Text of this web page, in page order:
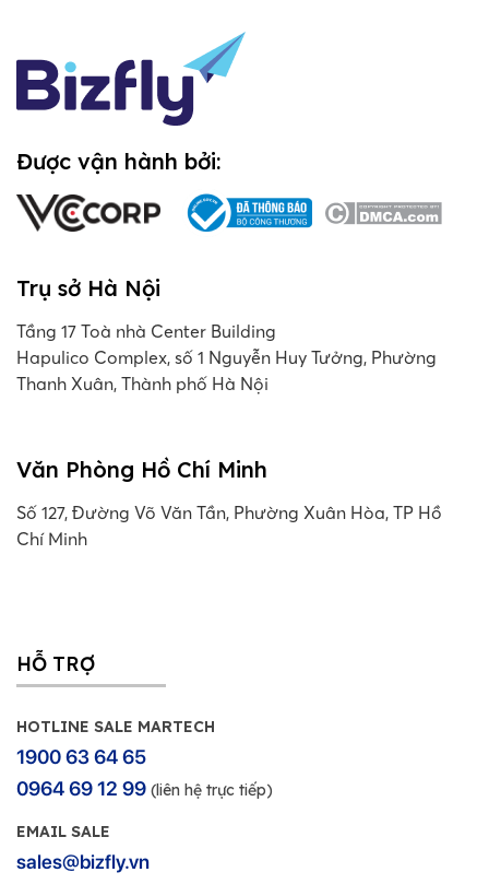
Được vận hành bởi:
Trụ sở Hà Nội
Tầng 17 Toà nhà Center Building
Hapulico Complex, số 1 Nguyễn Huy Tưởng, Phường
Thanh Xuân, Thành phố Hà Nội
Văn Phòng Hồ Chí Minh
Số 127, Đường Võ Văn Tần, Phường Xuân Hòa, TP Hồ
Chí Minh
HỖ TRỢ
HOTLINE SALE MARTECH
1900 63 64 65
0964 69 12 99 (liên hệ trực tiếp)
EMAIL SALE
sales@bizfly.vn